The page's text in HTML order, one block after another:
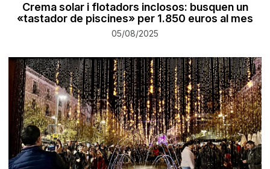
Crema solar i flotadors inclosos: busquen un
«tastador de piscines» per 1.850 euros al mes
05/08/2025